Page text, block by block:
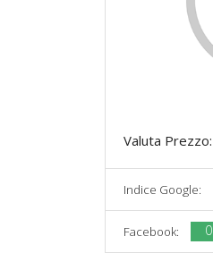
Valuta Prezzo:
Indice Google:
Facebook: 0